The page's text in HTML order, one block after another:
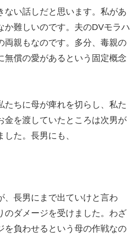
ない話しだと思います。私があ
か難しいのです。夫のDVモラハ
両親もなのです。多分、毒親の
無償の愛があるという固定概念
ちに母が痺れを切らし、私た
金を渡していたところは次男が
た。長男にも、
、長男にまで出ていけと言わ
のダメージを受けました。わざ
を負わせるという母の作戦なの